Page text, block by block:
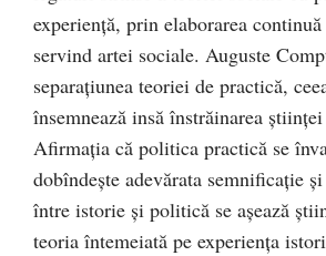
experiență, prin elaborarea
servind artei sociale. Auguste
separaţiunea teoriei de practică,
însemnează insă înstrăinarea
Afirmaţia că politica practică se
dobîndeşte adevărata semnificaţie
între istorie şi politică se aşează
teoria întemeiată pe experienţa